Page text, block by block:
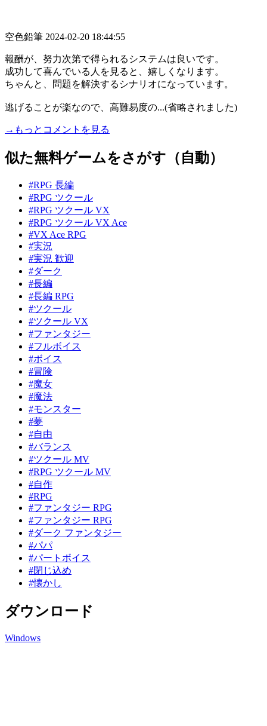
空色鉛筆 2024-02-20 18:44:55
報酬が、努力次第で得られるシステムは良いです。
成功して喜んでいる人を見ると、嬉しくなります。
ちゃんと、問題を解決するシナリオになっています。
逃げることが楽なので、高難易度の...(省略されました)
→もっとコメントを見る
似た無料ゲームをさがす（自動）
#RPG 長編
#RPG ツクール
#RPG ツクール VX
#RPG ツクール VX Ace
#VX Ace RPG
#実況
#実況 歓迎
#ダーク
#長編
#長編 RPG
#ツクール
#ツクール VX
#ファンタジー
#フルボイス
#ボイス
#冒険
#魔女
#魔法
#モンスター
#夢
#自由
#バランス
#ツクール MV
#RPG ツクール MV
#自作
#RPG
#ファンタジー RPG
#ファンタジー RPG
#ダーク ファンタジー
#パパ
#パートボイス
#閉じ込め
#懐かし
ダウンロード
Windows